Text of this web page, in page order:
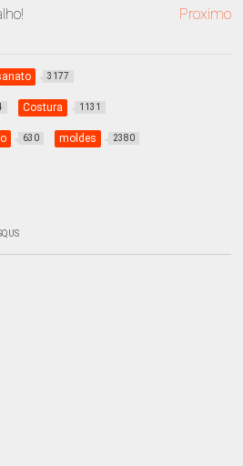
Proximo
3177
Costura 1131
630 moldes 2380